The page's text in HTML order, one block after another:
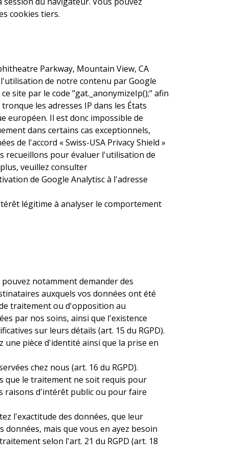
cookies tiers.
Parkway, Mountain View, CA
de notre contenu par Google
site par le code "gat._anonymizeIp();" afin
les adresses IP dans les États
européen. Il est donc impossible de
dans certains cas exceptionnels,
de l'accord « Swiss-USA Privacy Shield »
recueillons pour évaluer l'utilisation de
veuillez consulter
de Google Analytisc à l'adresse
légitime à analyser le comportement
notamment demander des
auxquels vos données ont été
traitement ou d'opposition au
par nos soins, ainsi que l'existence
sur leurs détails (art. 15 du RGPD).
pièce d'identité ainsi que la prise en
chez nous (art. 16 du RGPD).
que le traitement ne soit requis pour
raisons d'intérêt public ou pour faire
l'exactitude des données, que leur
mais que vous en ayez besoin
selon l'art. 21 du RGPD (art. 18